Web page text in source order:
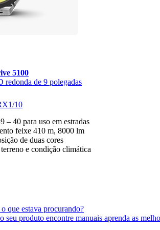
5100
de 9 polegadas
10
– 40 para uso em estradas
feixe 410 m, 8000 lm
de duas cores
e condição climática
que estava procurando?
seu produto encontre manuais aprenda as